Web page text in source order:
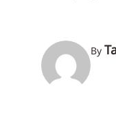
By